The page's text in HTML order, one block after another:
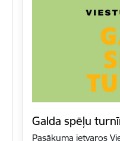
Galda spēļu
Pasākuma ietvaros